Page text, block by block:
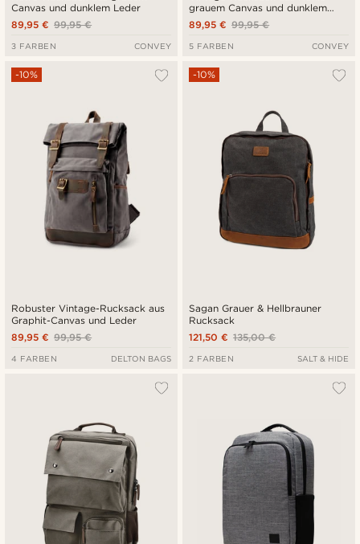
Canvas und dunklem Leder
99,95 €
89,95 €
3 FARBEN CONVEY
grauem Canvas und dunklem
Leder
99,95 €
89,95 €
5 FARBEN CONVEY
Robuster Vintage-Rucksack aus
Graphit-Canvas und Leder
-10%
99,95 €
89,95 €
4 FARBEN DELTON BAGS
Sagan Grauer & Hellbrauner
Rucksack
-10%
135,00 €
121,50 €
2 FARBEN SALT & HIDE